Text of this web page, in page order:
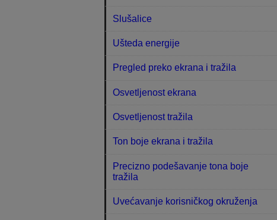
Slušalice
Ušteda energije
Pregled preko ekrana i tražila
Osvetljenost ekrana
Osvetljenost tražila
Ton boje ekrana i tražila
Precizno podešavanje tona boje
tražila
Uvećavanje korisničkog okruženja